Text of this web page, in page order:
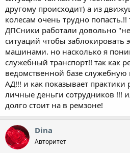
другому происходит) а из
колесам очень трудно попасть.!!
ДПСники работали довольно
ситуаций чтобы заблокировать
машинами. но насколько я
служебный транспорт!! так как
ведомственной базе
АД!!! и как показывает практики
личные деньги сотрудников !!!
долго стоит на в ремзоне!
Dina
Авторитет